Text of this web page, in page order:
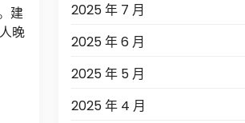
建
晚
2025 年 7 月
2025 年 6 月
2025 年 5 月
2025 年 4 月